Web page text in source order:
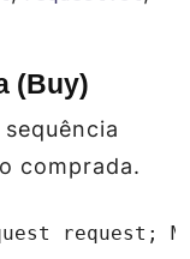
(Buy)
comprada.